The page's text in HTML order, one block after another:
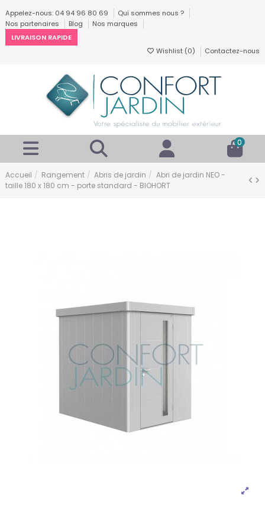
Appelez-nous: 04 94 96 80 69
Qui sommes nous ?
Nos partenaires
Blog
Nos marques
LIVRAISON RAPIDE
Wishlist (0) Contactez-nous
0
Accueil Rangement Abris de jardin
Abri de jardin NEO -
taille 180 x 180 cm - porte standard - BIOHORT